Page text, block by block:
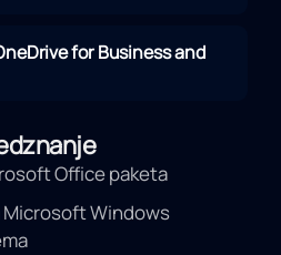
for Business and
Office paketa
Windows